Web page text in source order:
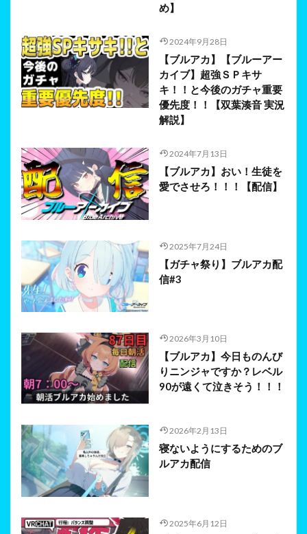
め】
2024年9月28日
【ブルアカ】【ブルーアー
カイブ】超強ＳＰキサ
キ！！と今後のガチャ重要
優先度！！【双葉湊音 実況
解説】
2024年7月13日
【ブルアカ】おい！生徒を
愛でさせろ！！！【配信】
2025年7月24日
【ガチャ祭り】ブルアカ配
信#3
2026年3月10日
【ブルアカ】今日ものんび
りニンジャですか？レベル
90が遠くて泣きそう！！！
2026年2月13日
寝ないようにするためのブ
ルアカ配信
2025年6月12日